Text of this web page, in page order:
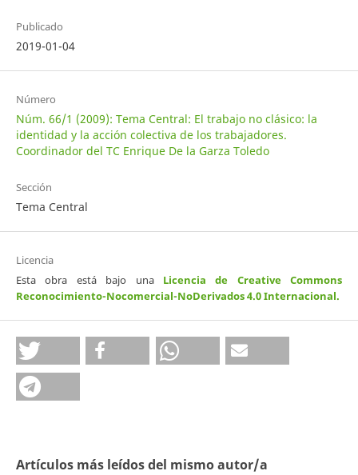
Publicado
2019-01-04
Número
Núm. 66/1 (2009): Tema Central: El trabajo no clásico: la
identidad y la acción colectiva de los trabajadores.
Coordinador del TC Enrique De la Garza Toledo
Sección
Tema Central
Licencia
Esta obra está bajo una Licencia de Creative Commons
Reconocimiento-Nocomercial-NoDerivados 4.0 Internacional.
Artículos más leídos del mismo autor/a